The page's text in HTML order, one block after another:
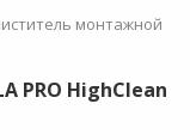
монтажной
PRO HighClean